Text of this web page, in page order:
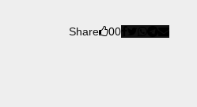
Share 00